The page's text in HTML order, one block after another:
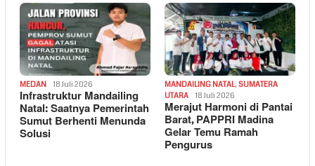
MEDAN 18 Juli 2026
Infrastruktur Mandailing
Natal: Saatnya Pemerintah
Sumut Berhenti Menunda
Solusi
MANDAILING NATAL, SUMATERA
UTARA
18 Juli 2026
Merajut Harmoni di Pantai
Barat, PAPPRI Madina
Gelar Temu Ramah
Pengurus